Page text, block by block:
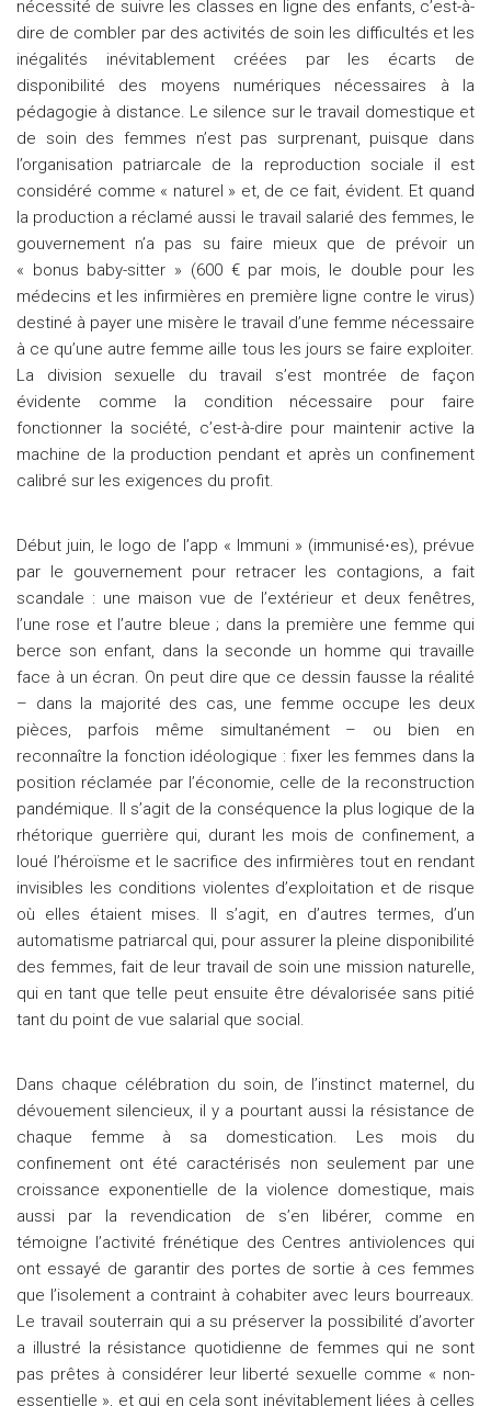
nécessité de suivre les classes en ligne des enfants, c’est-à-
dire de combler par des activités de soin les difficultés et les
inégalités inévitablement créées par les écarts de
disponibilité des moyens numériques nécessaires à la
pédagogie à distance. Le silence sur le travail domestique et
de soin des femmes n’est pas surprenant, puisque dans
l’organisation patriarcale de la reproduction sociale il est
considéré comme « naturel » et, de ce fait, évident. Et quand
la production a réclamé aussi le travail salarié des femmes, le
gouvernement n’a pas su faire mieux que de prévoir un
« bonus baby-sitter » (600 € par mois, le double pour les
médecins et les infirmières en première ligne contre le virus)
destiné à payer une misère le travail d’une femme nécessaire
à ce qu’une autre femme aille tous les jours se faire exploiter.
La division sexuelle du travail s’est montrée de façon
évidente comme la condition nécessaire pour faire
fonctionner la société, c’est-à-dire pour maintenir active la
machine de la production pendant et après un confinement
calibré sur les exigences du profit.
Début juin, le logo de l’app « Immuni » (immunisé⋅es), prévue
par le gouvernement pour retracer les contagions, a fait
scandale : une maison vue de l’extérieur et deux fenêtres,
l’une rose et l’autre bleue ; dans la première une femme qui
berce son enfant, dans la seconde un homme qui travaille
face à un écran. On peut dire que ce dessin fausse la réalité
– dans la majorité des cas, une femme occupe les deux
pièces, parfois même simultanément – ou bien en
reconnaître la fonction idéologique : fixer les femmes dans la
position réclamée par l’économie, celle de la reconstruction
pandémique. Il s’agit de la conséquence la plus logique de la
rhétorique guerrière qui, durant les mois de confinement, a
loué l’héroïsme et le sacrifice des infirmières tout en rendant
invisibles les conditions violentes d’exploitation et de risque
où elles étaient mises. Il s’agit, en d’autres termes, d’un
automatisme patriarcal qui, pour assurer la pleine disponibilité
des femmes, fait de leur travail de soin une mission naturelle,
qui en tant que telle peut ensuite être dévalorisée sans pitié
tant du point de vue salarial que social.
Dans chaque célébration du soin, de l’instinct maternel, du
dévouement silencieux, il y a pourtant aussi la résistance de
chaque femme à sa domestication. Les mois du
confinement ont été caractérisés non seulement par une
croissance exponentielle de la violence domestique, mais
aussi par la revendication de s’en libérer, comme en
témoigne l’activité frénétique des Centres antiviolences qui
ont essayé de garantir des portes de sortie à ces femmes
que l’isolement a contraint à cohabiter avec leurs bourreaux.
Le travail souterrain qui a su préserver la possibilité d’avorter
a illustré la résistance quotidienne de femmes qui ne sont
pas prêtes à considérer leur liberté sexuelle comme « non-
essentielle », et qui en cela sont inévitablement liées à celles